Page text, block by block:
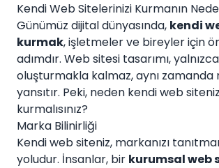
Kendi Web Sitelerinizi Kurmanın
Günümüz dijital dünyasında, kendi
kurmak, işletmeler ve bireyler için
adımdır. Web sitesi tasarımı,
oluşturmakla kalmaz, aynı zamanda
yansıtır. Peki, neden kendi web
kurmalısınız?
Marka Bilinirliği
Kendi web siteniz, markanızı
yoludur. İnsanlar, bir kurumsal web